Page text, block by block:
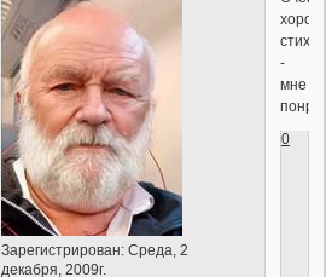
Зарегистрирован: Среда, 2
декабря, 2009г.
стихи
-
мне
0